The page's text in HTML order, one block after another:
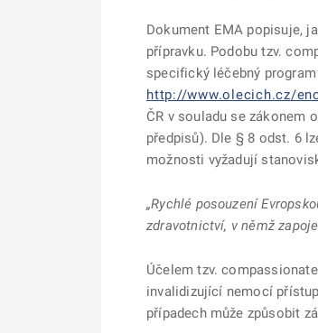
Dokument EMA popisuje,
přípravku. Podobu tzv.
specifický léčebný
http://www.olecich.cz/
ČR v souladu se zákonem
předpisů). Dle § 8 odst. 6
možnosti vyžadují
„Rychlé posouzení
zdravotnictví, v němž
Účelem tzv.
invalidizující nemocí
případech může způsobit